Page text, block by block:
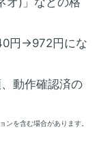
円→972円にな
動作確認済の
ンを含む場合があります。